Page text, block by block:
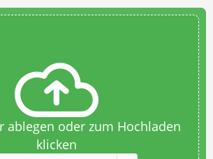
ablegen oder zum Hochladen
klicken